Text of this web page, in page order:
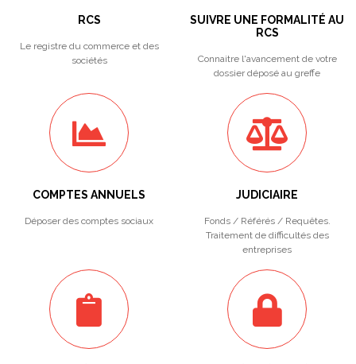
RCS
Le registre du commerce et des
sociétés
SUIVRE UNE FORMALITÉ AU
RCS
Connaitre l'avancement de votre
dossier déposé au greffe
COMPTES ANNUELS
Déposer des comptes sociaux
JUDICIAIRE
Fonds / Référés / Requêtes.
Traitement de difficultés des
entreprises